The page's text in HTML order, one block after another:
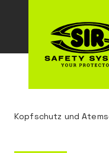
Kopfschutz und